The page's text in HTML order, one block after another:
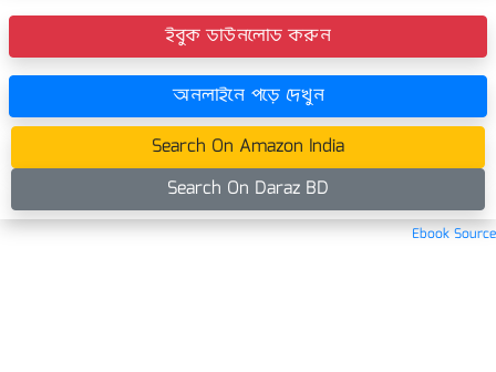
ইবুক ডাউনলোড করুন
অনলাইনে পড়ে দেখুন
Search On Amazon India
Search On Daraz BD
Ebook Source